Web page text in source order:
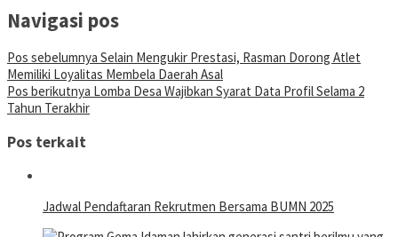
Navigasi pos
Pos sebelumnya Selain Mengukir Prestasi, Rasman Dorong Atlet
Memiliki Loyalitas Membela Daerah Asal
Pos berikutnya Lomba Desa Wajibkan Syarat Data Profil Selama 2
Tahun Terakhir
Pos terkait
Jadwal Pendaftaran Rekrutmen Bersama BUMN 2025